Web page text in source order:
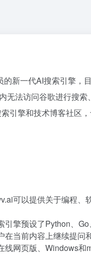
新一代AI搜索引擎
无法访问谷歌进行搜
引擎和技术博客社区
可以提供关于编程
引擎预设了Python、
在当前内容上继续提
线网页版、Windows和